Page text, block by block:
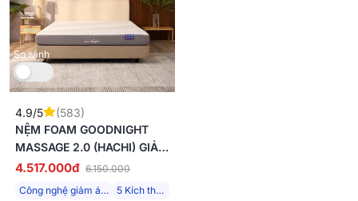
So sánh
4.9/5
(583)
NỆM FOAM GOODNIGHT
MASSAGE 2.0 (HACHI) GIẢM
ÁP LỰC DÀY 15CM
4.517.000đ 6.150.000
Công nghệ giảm áp lực
5 Kích thước